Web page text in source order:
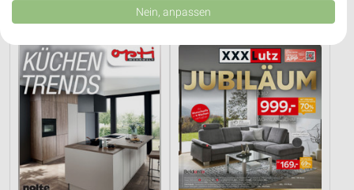
Opti Wohnwelt XXXLutz
Daten können außerhalb der Europäischen Union weitergegeben und in die
USA gesendet werden.
Website/App.
Partnerliste anzeigen (1 IAB-Anbieter)
Wir nutzen Ihre Daten für folgende Zwecke:
IAB-Verarbeitungszwecke:
Speichern von oder Zugriff auf Informationen
auf einem Endgerät
Verwendung reduzierter Daten zur Auswahl von
Nein, anpassen